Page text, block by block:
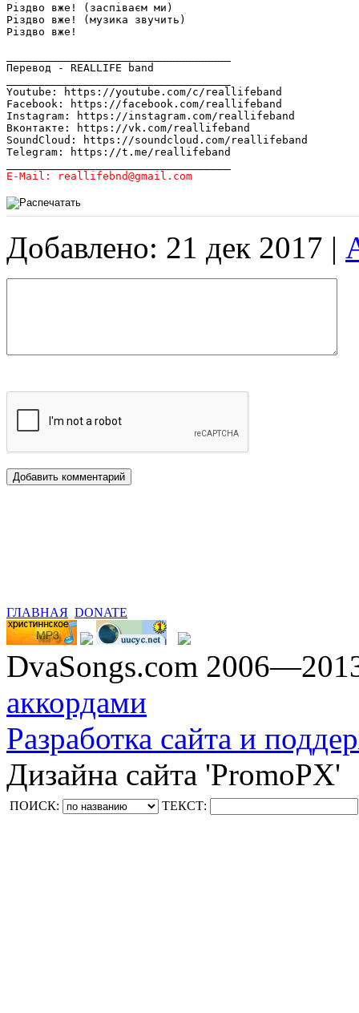
Різдво вже! (заспіваєм ми)
Різдво вже! (музика звучить)
Різдво вже!
Перевод - REALLIFE band
Youtube: https://youtube.com/c/reallifeband
Facebook: https://facebook.com/reallifeband
Instagram: https://instagram.com/reallifeband
Вконтакте: https://vk.com/reallifeband
SoundCloud: https://soundcloud.com/reallifeband
Telegram: https://t.me/reallifeband
E-Mail: reallifebnd@gmail.com
Добавлено: 21 дек 2017 |
ГЛАВНАЯ DONATE
DvaSongs.com
аккордами
Разработка сайта и
Дизайна сайта 'PromoPX'
ПОИСК: ТЕКСТ: